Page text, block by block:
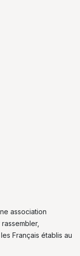
association
Français établis au